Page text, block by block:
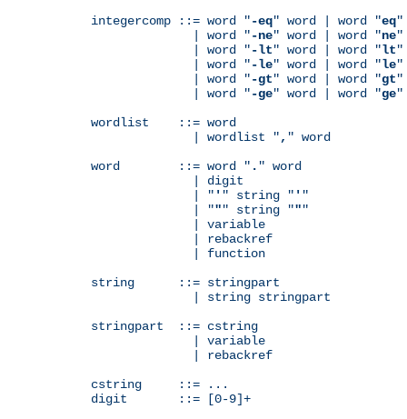
integercomp ::= word "-eq" word | word "eq"
              | word "
-ne" word | word "ne"
              | word "
-lt" word | word "lt"
              | word "
-le" word | word "le"
              | word "
-gt" word | word "gt"
              | word "
-ge" word | word "ge"
wordlist    ::= word
              | wordlist "
, " word
word        ::= word " . " word
              | digit
              | "
' " string " ' "
              | "
"" string """
              | variable
              | function
string      ::= stringpart
              | string stringpart
stringpart  ::= cstring
              | variable
cstring     ::= ...
digit       ::= [0-9]+